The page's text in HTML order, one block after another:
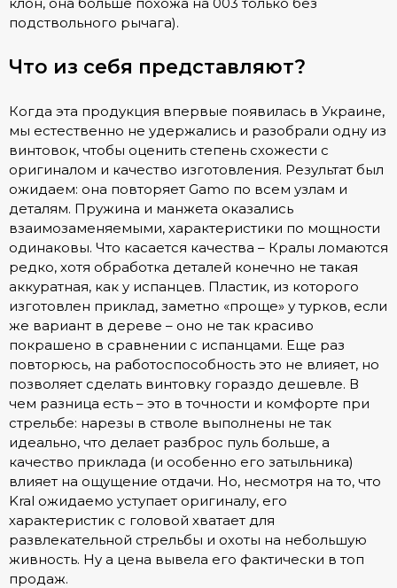
подствольного рычага).
Что из себя представляют?
Когда эта продукция впервые появилась в Украине,
мы естественно не удержались и разобрали одну из
винтовок, чтобы оценить степень схожести с
оригиналом и качество изготовления. Результат был
ожидаем: она повторяет Gamo по всем узлам и
деталям. Пружина и манжета оказались
взаимозаменяемыми, характеристики по мощности
одинаковы. Что касается качества – Кралы ломаются
редко, хотя обработка деталей конечно не такая
аккуратная, как у испанцев. Пластик, из которого
изготовлен приклад, заметно «проще» у турков, если
же вариант в дереве – оно не так красиво
покрашено в сравнении с испанцами. Еще раз
повторюсь, на работоспособность это не влияет, но
позволяет сделать винтовку гораздо дешевле. В
чем разница есть – это в точности и комфорте при
стрельбе: нарезы в стволе выполнены не так
идеально, что делает разброс пуль больше, а
качество приклада (и особенно его затыльника)
влияет на ощущение отдачи. Но, несмотря на то, что
Kral ожидаемо уступает оригиналу, его
характеристик с головой хватает для
развлекательной стрельбы и охоты на небольшую
живность. Ну а цена вывела его фактически в топ
продаж.